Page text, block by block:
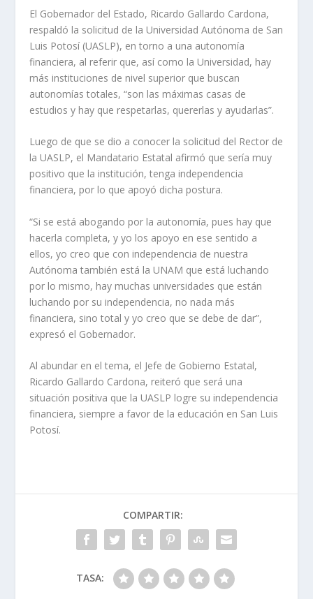
El Gobernador del Estado, Ricardo Gallardo Cardona,
respaldó la solicitud de la Universidad Autónoma de San
Luis Potosí (UASLP), en torno a una autonomía
financiera, al referir que, así como la Universidad, hay
más instituciones de nivel superior que buscan
autonomías totales, “son las máximas casas de
estudios y hay que respetarlas, quererlas y ayudarlas”.
Luego de que se dio a conocer la solicitud del Rector de
la UASLP, el Mandatario Estatal afirmó que sería muy
positivo que la institución, tenga independencia
financiera, por lo que apoyó dicha postura.
“Si se está abogando por la autonomía, pues hay que
hacerla completa, y yo los apoyo en ese sentido a
ellos, yo creo que con independencia de nuestra
Autónoma también está la UNAM que está luchando
por lo mismo, hay muchas universidades que están
luchando por su independencia, no nada más
financiera, sino total y yo creo que se debe de dar”,
expresó el Gobernador.
Al abundar en el tema, el Jefe de Gobierno Estatal,
Ricardo Gallardo Cardona, reiteró que será una
situación positiva que la UASLP logre su independencia
financiera, siempre a favor de la educación en San Luis
Potosí.
COMPARTIR:
TASA: